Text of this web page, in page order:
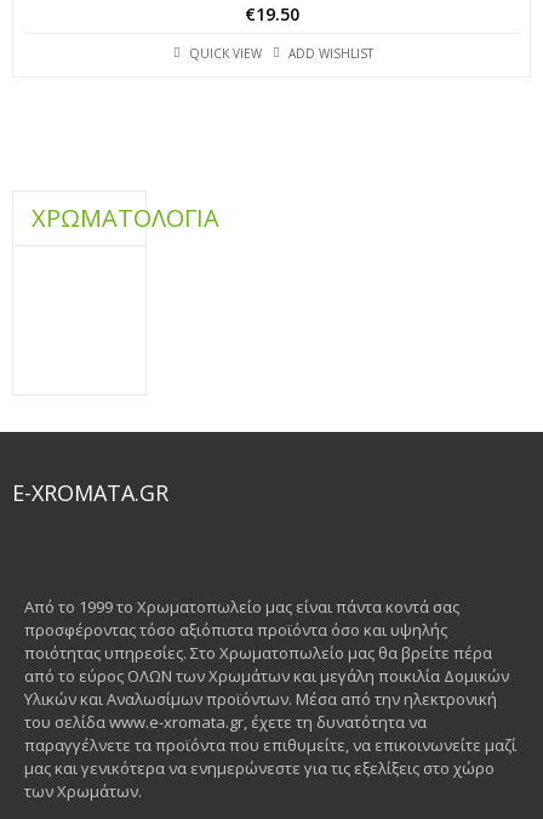
€19.50
QUICK VIEW ADD WISHLIST
ΧΡΩΜΑΤΟΛΟΓΙΑ
E-XROMATA.GR
Από το 1999 το Χρωματοπωλείο μας είναι πάντα κοντά σας
προσφέροντας τόσο αξιόπιστα προϊόντα όσο και υψηλής
ποιότητας υπηρεσίες. Στο Χρωματοπωλείο μας θα βρείτε πέρα
από το εύρος ΟΛΩΝ των Χρωμάτων και μεγάλη ποικιλία Δομικών
Υλικών και Αναλωσίμων προϊόντων. Μέσα από την ηλεκτρονική
του σελίδα www.e-xromata.gr, έχετε τη δυνατότητα να
παραγγέλνετε τα προϊόντα που επιθυμείτε, να επικοινωνείτε μαζί
μας και γενικότερα να ενημερώνεστε για τις εξελίξεις στο χώρο
των Χρωμάτων.